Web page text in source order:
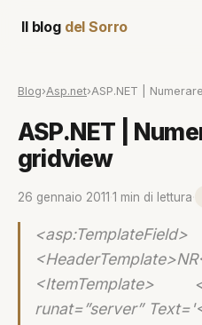
Il blog del Sorro
Blog›Asp.net›ASP.NET |
ASP.NET |
gridview
26 gennaio 2011 1 min di lettura
<asp:TemplateField>
<ItemTemplate>
runat=”server”